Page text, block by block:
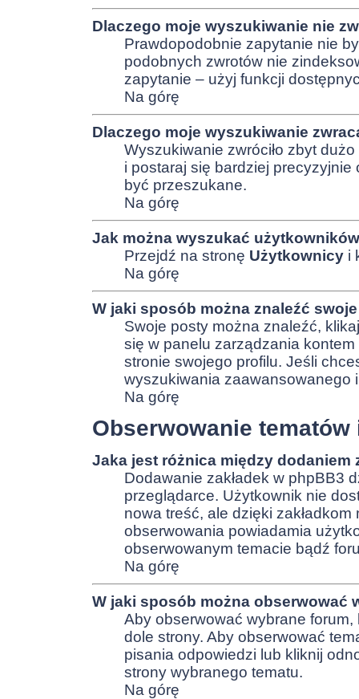
Dlaczego moje wyszukiwanie nie
Prawdopodobnie zapytanie nie
podobnych zwrotów nie
zapytanie – użyj funkcji
Na górę
Dlaczego moje wyszukiwanie
Wyszukiwanie zwróciło zbyt
i postaraj się bardziej
być przeszukane.
Na górę
Jak można wyszukać
Przejdź na stronę Użytkownicy i
Na górę
W jaki sposób można znaleźć
Swoje posty można znaleźć,
się w panelu zarządzania
stronie swojego profilu. Jeśli
wyszukiwania zaawansowanego
Na górę
Obserwowanie tematów
Jaka jest różnica między dodaniem
Dodawanie zakładek w phpBB3
przeglądarce. Użytkownik nie
nowa treść, ale dzięki
obserwowania powiadamia
obserwowanym temacie bądź
Na górę
W jaki sposób można obserwować
Aby obserwować wybrane
dole strony. Aby obserwować
pisania odpowiedzi lub kliknij
strony wybranego tematu.
Na górę